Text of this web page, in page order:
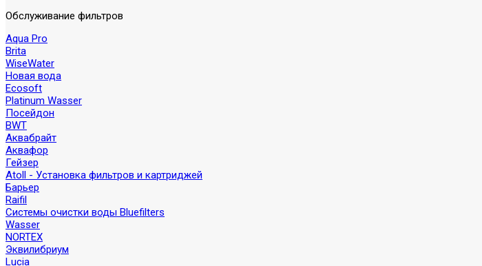
Обслуживание фильтров
Aqua Pro
Brita
WiseWater
Новая вода
Ecosoft
Platinum Wasser
Посейдон
BWT
Аквабрайт
Аквафор
Гейзер
Atoll - Установка фильтров и картриджей
Барьер
Raifil
Системы очистки воды Bluefilters
Wasser
NORTEX
Эквилибриум
Lucia